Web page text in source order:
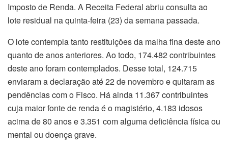
Imposto de Renda. A Receita Federal abriu consulta ao
lote residual na quinta-feira (23) da semana passada.
O lote contempla tanto restituições da malha fina deste ano
quanto de anos anteriores. Ao todo, 174.482 contribuintes
deste ano foram contemplados. Desse total, 124.715
enviaram a declaração até 22 de novembro e quitaram as
pendências com o Fisco. Há ainda 11.367 contribuintes
cuja maior fonte de renda é o magistério, 4.183 idosos
acima de 80 anos e 3.351 com alguma deficiência física ou
mental ou doença grave.